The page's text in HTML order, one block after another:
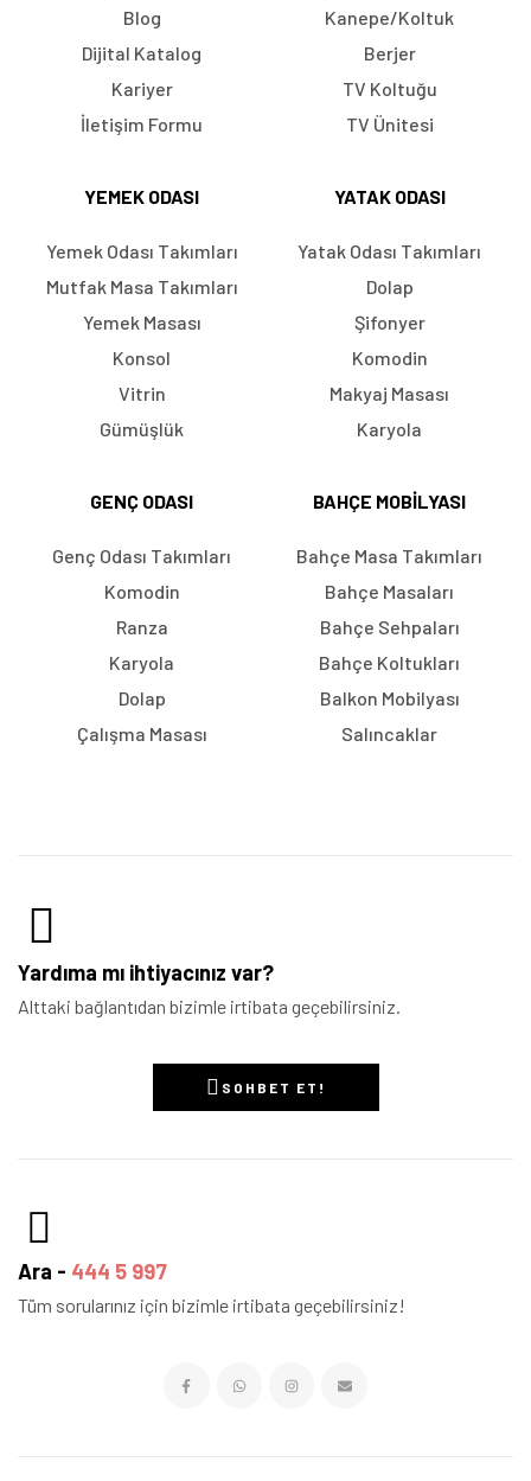
Blog
Dijital Katalog
Kariyer
İletişim Formu
Kanepe/Koltuk
Berjer
TV Koltuğu
TV Ünitesi
YEMEK ODASI
Yemek Odası Takımları
Mutfak Masa Takımları
Yemek Masası
Konsol
Vitrin
Gümüşlük
YATAK ODASI
Yatak Odası Takımları
Dolap
Şifonyer
Komodin
Makyaj Masası
Karyola
GENÇ ODASI
Genç Odası Takımları
Komodin
Ranza
Karyola
Dolap
Çalışma Masası
BAHÇE MOBILYASI
Bahçe Masa Takımları
Bahçe Masaları
Bahçe Sehpaları
Bahçe Koltukları
Balkon Mobilyası
Salıncaklar
Yardıma mı ihtiyacınız var?
Alttaki bağlantıdan bizimle irtibata geçebilirsiniz.
SOHBET ET!
Ara - 444 5 997
Tüm sorularınız için bizimle irtibata geçebilirsiniz!